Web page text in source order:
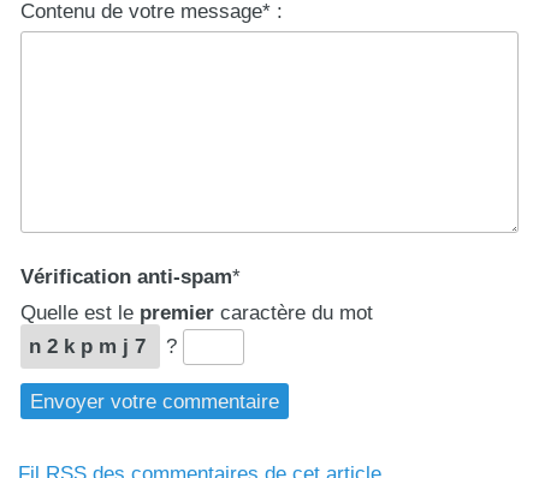
Contenu de votre message* :
Vérification anti-spam*
Quelle est le premier caractère du mot
n2kpmj7
?